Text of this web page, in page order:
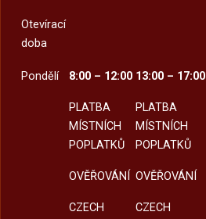
Otevírací
doba
Pondělí 8:00 – 12:00
PLATBA
MÍSTNÍCH
POPLATKŮ
OVĚŘOVÁNÍ
CZECH
13:00 – 17:00
PLATBA
MÍSTNÍCH
POPLATKŮ
OVĚŘOVÁNÍ
CZECH